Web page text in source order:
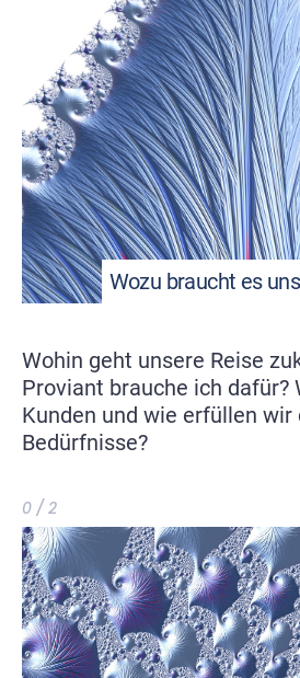
Wozu braucht es
Wohin geht unsere Reise
Proviant brauche ich dafür?
Kunden und wie erfüllen wir
Bedürfnisse?
0 / 2